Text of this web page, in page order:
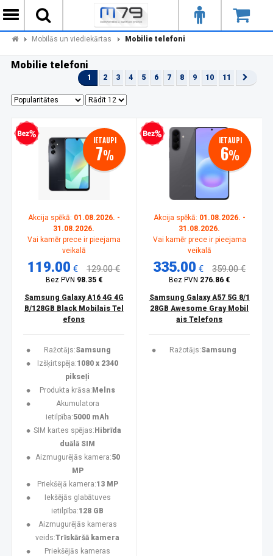
Mobilās un viediekārtas Mobilie telefoni
Mobilie telefoni
1 2 3 4 5 6 7 8 9 10 11
kredīts IETAUPI
7%
Akcija spēkā: 01.08.2026. -
31.08.2026.
Vai kamēr prece ir pieejama
veikalā
119.00 € 129.00 €
Bez PVN 98.35 €
Samsung Galaxy A16 4G 4G
B/128GB Black Mobilais Tel
efons
Ražotājs:Samsung
Izšķirtspēja:1080 x 2340
pikseļi
Produkta krāsa: Melns
Akumulatora
ietilpība:5000 mAh
SIM kartes spējas: Hibrīda
duālā SIM
Aizmugurējās kamera:50
MP
Priekšējā kamera:13 MP
Iekšējās glabātuves
ietilpība:128 GB
Aizmugurējās kameras
veids:Trīskāršā kamera
Priekšējās kameras
Bezprocentu kredīts IETAUPI
6%
Akcija spēkā: 01.08.2026. -
31.08.2026.
Vai kamēr prece ir pieejama
veikalā
335.00 € 359.00 €
Bez PVN 276.86 €
Samsung Galaxy A57 5G 8/1
28GB Awesome Gray Mobil
ais Telefons
Ražotājs:Samsung